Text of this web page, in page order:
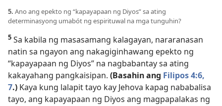
5. Ano ang epekto ng “kapayapaan ng Diyos” sa ating
determinasyong umabót ng espirituwal na mga tunguhin?
5 Sa kabila ng masasamang kalagayan, nararanasan
natin sa ngayon ang nakagiginhawang epekto ng
“kapayapaan ng Diyos” na nagbabantay sa ating
kakayahang pangkaisipan. (Basahin ang Filipos 4:6,
7.) Kaya kung lalapit tayo kay Jehova kapag nababalisa
tayo, ang kapayapaan ng Diyos ang magpapalakas ng